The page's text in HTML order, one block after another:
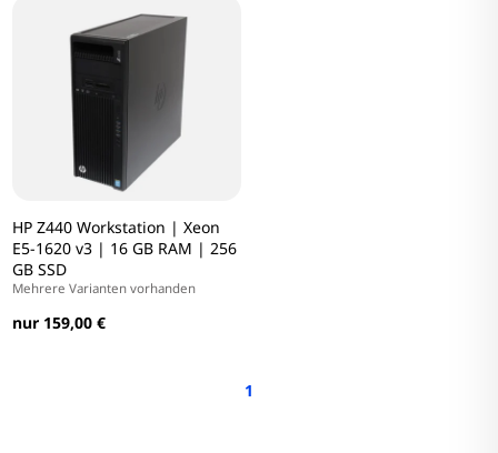
HP Z440 Workstation | Xeon
E5-1620 v3 | 16 GB RAM | 256
GB SSD
Mehrere Varianten vorhanden
nur 159,00 €
1